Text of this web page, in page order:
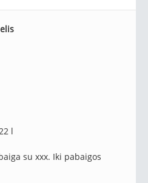
l
su xxx. Iki pabaigos